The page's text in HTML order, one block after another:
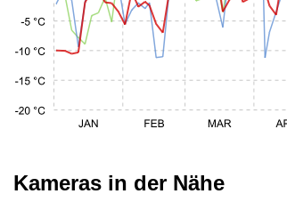
Kameras in der Nähe